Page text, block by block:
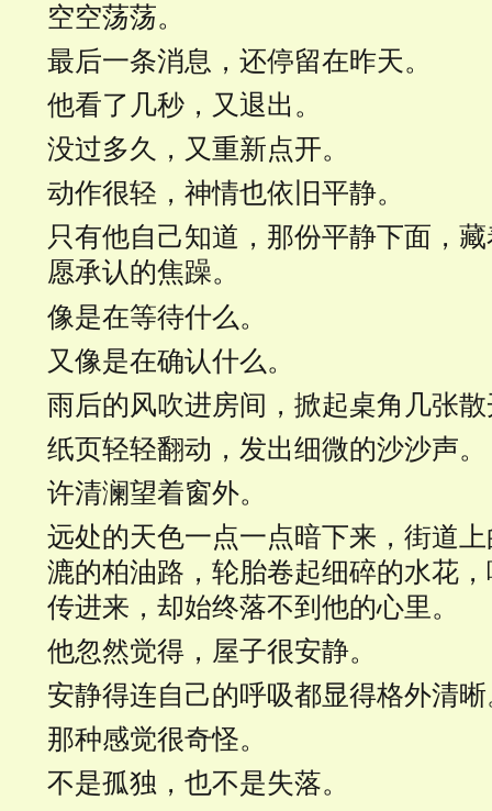
空空荡荡。
最后一条消息，还停留在昨天。
他看了几秒，又退出。
没过多久，又重新点开。
动作很轻，神情也依旧平静。
只有他自己知道，那份平静下面，
愿承认的焦躁。
像是在等待什么。
又像是在确认什么。
雨后的风吹进房间，掀起桌角几张
纸页轻轻翻动，发出细微的沙沙声。
许清澜望着窗外。
远处的天色一点一点暗下来，街道
漉的柏油路，轮胎卷起细碎的水花
传进来，却始终落不到他的心里。
他忽然觉得，屋子很安静。
安静得连自己的呼吸都显得格外清
那种感觉很奇怪。
不是孤独，也不是失落。